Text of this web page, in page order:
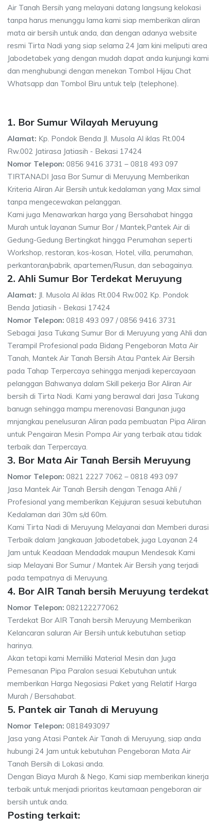
Air Tanah Bersih yang melayani datang langsung kelokasi
tanpa harus menunggu lama kami siap memberikan aliran
mata air bersih untuk anda, dan dengan adanya website
resmi Tirta Nadi yang siap selama 24 Jam kini meliputi area
Jabodetabek yang dengan mudah dapat anda kunjungi kami
dan menghubungi dengan menekan Tombol Hijau Chat
Whatsapp dan Tombol Biru untuk telp (telephone).
1. Bor Sumur Wilayah Meruyung
Alamat: Kp. Pondok Benda Jl. Musola Al iklas Rt.004
Rw.002 Jatirasa Jatiasih - Bekasi 17424
Nomor Telepon: 0856 9416 3731 – 0818 493 097
TIRTANADI Jasa Bor Sumur di Meruyung Memberikan
Kriteria Aliran Air Bersih untuk kedalaman yang Max simal
tanpa mengecewakan pelanggan.
Kami juga Menawarkan harga yang Bersahabat hingga
Murah untuk layanan Sumur Bor / Mantek,Pantek Air di
Gedung-Gedung Bertingkat hingga Perumahan seperti
Workshop, restoran, kos-kosan, Hotel, villa, perumahan,
perkantoran/pabrik, apartemen/Rusun, dan sebagainya.
2. Ahli Sumur Bor Terdekat Meruyung
Alamat: Jl. Musola Al iklas Rt.004 Rw.002 Kp. Pondok
Benda Jatiasih - Bekasi 17424
Nomor Telepon: 0818 493 097 / 0856 9416 3731
Sebagai Jasa Tukang Sumur Bor di Meruyung yang Ahli dan
Terampil Profesional pada Bidang Pengeboran Mata Air
Tanah, Mantek Air Tanah Bersih Atau Pantek Air Bersih
pada Tahap Terpercaya sehingga menjadi kepercayaan
pelanggan Bahwanya dalam Skill pekerja Bor Aliran Air
bersih di Tirta Nadi. Kami yang berawal dari Jasa Tukang
banugn sehingga mampu merenovasi Bangunan juga
mnjangkau penelusuran Aliran pada pembuatan Pipa Aliran
untuk Pengairan Mesin Pompa Air yang terbaik atau tidak
terbaik dan Terpercaya.
3. Bor Mata Air Tanah Bersih Meruyung
Nomor Telepon: 0821 2227 7062 – 0818 493 097
Jasa Mantek Air Tanah Bersih dengan Tenaga Ahli /
Profesional yang memberikan Kejujuran sesuai kebutuhan
Kedalaman dari 30m s/d 60m.
Kami Tirta Nadi di Meruyung Melayanai dan Memberi durasi
Terbaik dalam Jangkauan Jabodetabek, juga Layanan 24
Jam untuk Keadaan Mendadak maupun Mendesak Kami
siap Melayani Bor Sumur / Mantek Air Bersih yang terjadi
pada tempatnya di Meruyung.
4. Bor AIR Tanah bersih Meruyung terdekat
Nomor Telepon: 082122277062
Terdekat Bor AIR Tanah bersih Meruyung Memberikan
Kelancaran saluran Air Bersih untuk kebutuhan setiap
harinya.
Akan tetapi kami Memiliki Material Mesin dan Juga
Pemesanan Pipa Paralon sesuai Kebutuhan untuk
memberikan Harga Negosiasi Paket yang Relatif Harga
Murah / Bersahabat.
5. Pantek air Tanah di Meruyung
Nomor Telepon: 0818493097
Jasa yang Atasi Pantek Air Tanah di Meruyung, siap anda
hubungi 24 Jam untuk kebutuhan Pengeboran Mata Air
Tanah Bersih di Lokasi anda.
Dengan Biaya Murah & Nego, Kami siap memberikan kinerja
terbaik untuk menjadi prioritas keutamaan pengeboran air
bersih untuk anda.
Posting terkait: